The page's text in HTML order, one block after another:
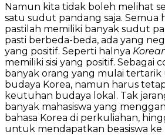
Namun kita tidak boleh melihat
satu sudut pandang saja. Semua
pastilah memiliki banyak sudut
pasti berbeda-beda, ada yang
yang positif. Seperti halnya
memiliki sisi yang positif. Sebagai
banyak orang yang mulai
budaya Korea, namun harus
keutuhan budaya lokal. Tak
banyak mahasiswa yang
bahasa Korea di perkuliahan,
untuk mendapatkan beasiswa ke